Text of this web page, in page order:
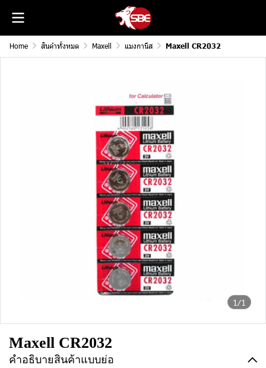
Home สินค้าทั้งหมด Maxell แมงกานีส Maxell CR2032
1/1
Maxell CR2032
คำอธิบายสินค้าแบบย่อ